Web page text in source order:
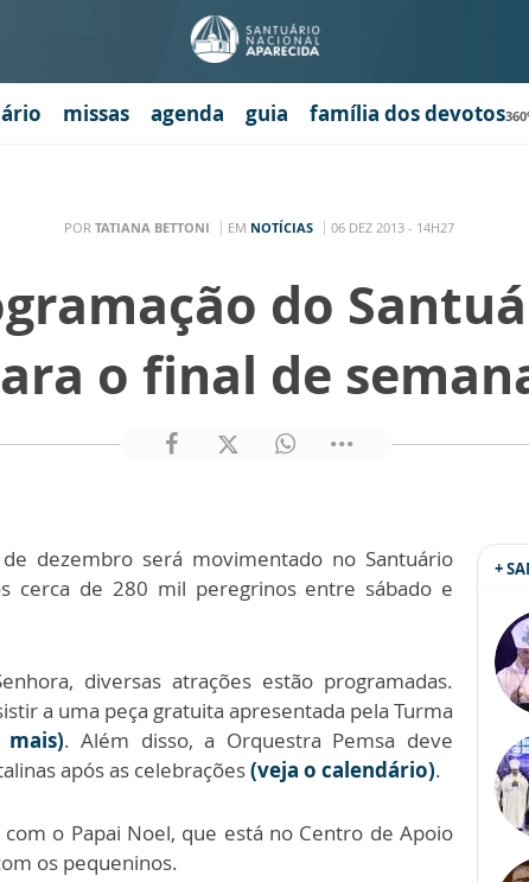
missas agenda guia família dos devotos
POR TATIANA BETTONI EM NOTÍCIAS 06 DEZ 2013 - 14H27
do
o final de
dezembro será movimentado no Santuário
cerca de 280 mil peregrinos entre sábado e
diversas atrações estão programadas.
a uma peça gratuita apresentada pela Turma
. Além disso, a Orquestra Pemsa deve
após as celebrações(veja o calendário).
o Papai Noel, que está no Centro de Apoio
os pequeninos.
+